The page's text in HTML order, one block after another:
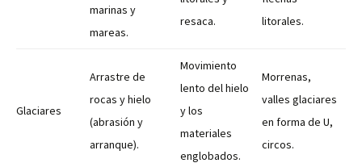
marinas y
mareas.
resaca.
litorales.
Glaciares
Arrastre de
rocas y hielo
(abrasión y
arranque).
Movimiento
lento del hielo
y los
materiales
englobados.
Morrenas,
valles glaciares
en forma de U,
circos.